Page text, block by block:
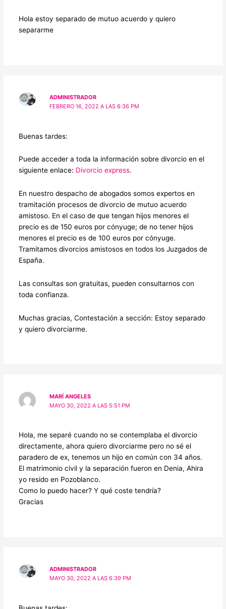
Hola estoy separado de mutuo acuerdo y quiero
separarme
ADMINISTRADOR
FEBRERO 16, 2022 A LAS 6:36 PM
Buenas tardes:
Puede acceder a toda la información sobre divorcio en el
siguiente enlace: Divorcio express.
En nuestro despacho de abogados somos expertos en
tramitación procesos de divorcio de mutuo acuerdo
amistoso. En el caso de que tengan hijos menores el
precio es de 150 euros por cónyuge; de no tener hijos
menores el precio es de 100 euros por cónyuge.
Tramitamos divorcios amistosos en todos los Juzgados de
España.
Las consultas son gratuitas, pueden consultarnos con
toda confianza.
Muchas gracias, Contestación a sección: Estoy separado
y quiero divorciarme.
MARÍ ANGELES
MAYO 30, 2022 A LAS 5:51 PM
Hola, me separé cuando no se contemplaba el divorcio
directamente, ahora quiero divorciarme pero no sé el
paradero de ex, tenemos un hijo en común con 34 años.
El matrimonio civil y la separación fueron en Denia, Ahira
yo resido en Pozoblanco.
Como lo puedo hacer? Y qué coste tendría?
Gracias
ADMINISTRADOR
MAYO 30, 2022 A LAS 6:39 PM